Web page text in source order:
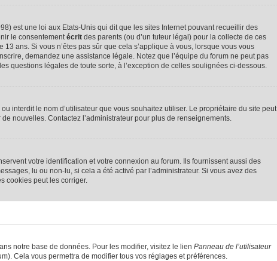
est une loi aux Etats-Unis qui dit que les sites Internet pouvant recueillir des
le consentementécrit des parents (ou d’un tuteur légal) pour la collecte de ces
ans. Si vous n’êtes pas sûr que cela s’applique à vous, lorsque vous vous
demandez une assistance légale. Notez que l’équipe du forum ne peut pas
questions légales de toute sorte, à l’exception de celles soulignées ci-dessous.
interdit le nom d’utilisateur que vous souhaitez utiliser. Le propriétaire du site peut
nouvelles. Contactez l’administrateur pour plus de renseignements.
votre identification et votre connexion au forum. Ils fournissent aussi des
lu ou non-lu, si cela a été activé par l’administrateur. Si vous avez des
cookies peut les corriger.
notre base de données. Pour les modifier, visitez le lien Panneau de l’utilisateur
Cela vous permettra de modifier tous vos réglages et préférences.